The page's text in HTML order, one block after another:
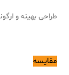
طراحی بهینه و
مقایسه